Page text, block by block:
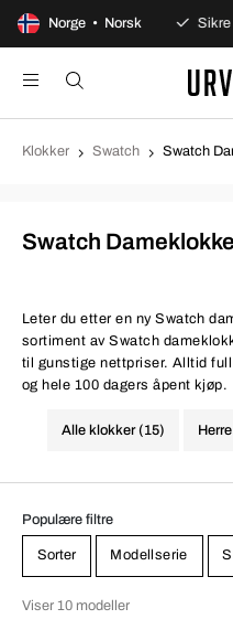
Norge • Norsk
åpent kjøp Sikre
Klokker Swatch Swatch
Swatch
Leter du etter en ny Swatch
sortiment av Swatch
til gunstige nettpriser. Alltid
og hele 100 dagers åpent kjøp.
Alle klokker (15)
Populære filtre
Sorter Modellserie
Viser 10 modeller